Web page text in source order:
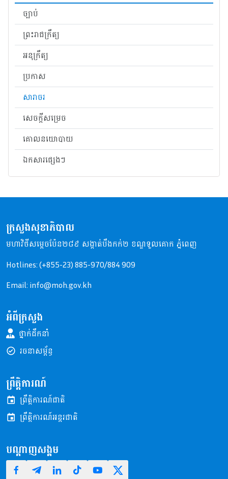
ច្បាប់
ព្រះរាជក្រឹត្យ
អនុក្រឹត្យ
ប្រកាស
សារាចរ
សេចក្តីសម្រេច
គោលនយោបាយ
ឯកសារផ្សេងៗ
ក្រសួងសុខាភិបាល
មហាវិថីសម្តេចប៉ែន២៨៩ សង្កាត់បឹងកក់២ ខណ្ឌទួលគោក ភ្នំពេញ
Hotlines: (+855-23) 885-970/884 909
Email: info@moh.gov.kh
អំពីក្រសួង
ថ្នាក់ដឹកនាំ
រចនាសម្ព័ន្ធ
ព្រឹត្តិការណ៍
ព្រឹត្តិការណ៍ជាតិ
ព្រឹត្តិការណ៍អន្តរជាតិ
បណ្តាញសង្គម